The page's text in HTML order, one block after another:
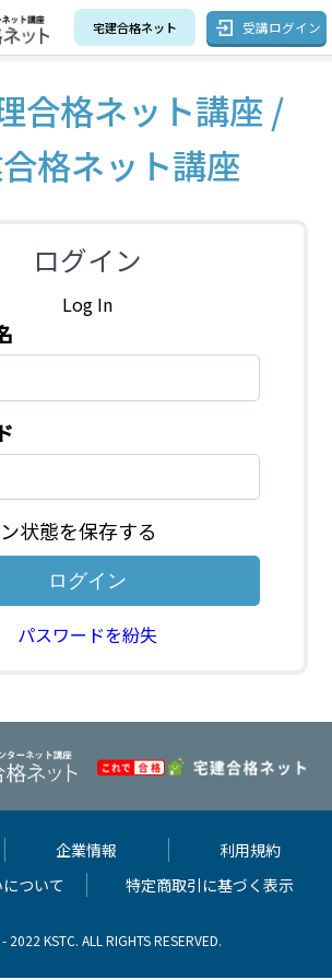
宅建合格ネット 受講ログイン
合格ネット講座 /
格ネット講座
ログイン
Log In
状態を保存する
パスワードを紛失
企業情報
利用規約
ついて
特定商取引に基づく表示
KSTC. ALL RIGHTS RESERVED.